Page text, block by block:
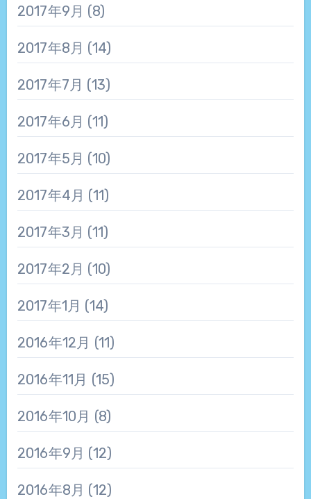
2017年9月 (8)
2017年8月 (14)
2017年7月 (13)
2017年6月 (11)
2017年5月 (10)
2017年4月 (11)
2017年3月 (11)
2017年2月 (10)
2017年1月 (14)
2016年12月 (11)
2016年11月 (15)
2016年10月 (8)
2016年9月 (12)
2016年8月 (12)